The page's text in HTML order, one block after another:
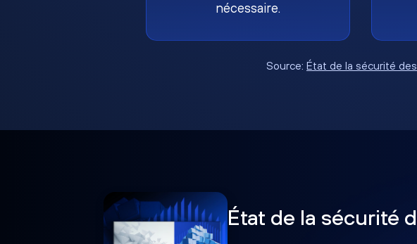
nécessaire.
Source: État de la sécurité
État de la sécurité